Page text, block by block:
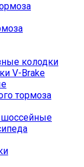
колодки
V-Brake
тормоза